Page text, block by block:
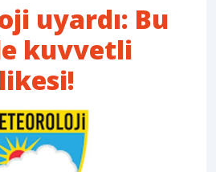
uyardı: Bu
kuvvetli